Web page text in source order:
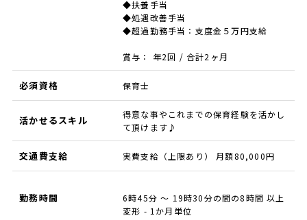
◆扶養手当
◆処遇改善手当
◆超過勤務手当：支度金５万円支給
賞与： 年2回 / 合計2ヶ月
必須資格 保育士
活かせるスキル
得意な事やこれまでの保育経験を活かし
て頂けます♪
交通費支給 実費支給（上限あり） 月額80,000円
勤務時間
6時45分 ～ 19時30分の間の8時間 以上
変形 - 1か月単位